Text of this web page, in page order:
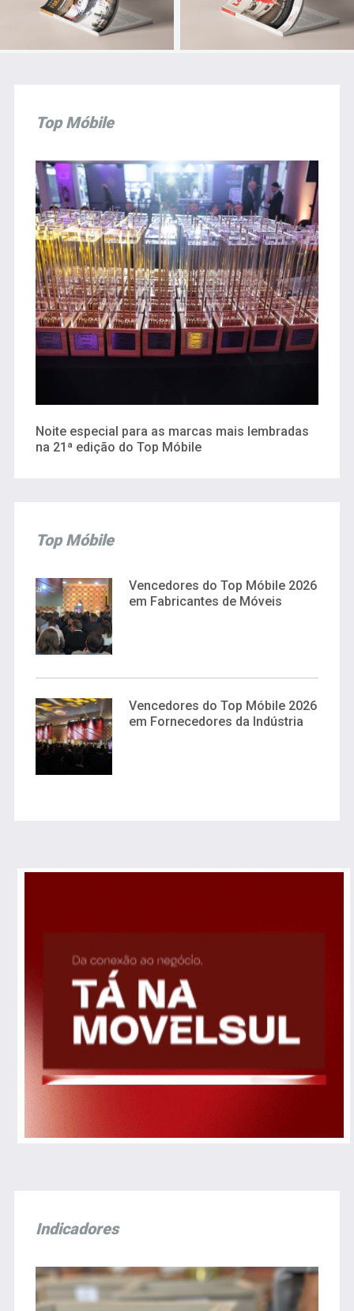
Top Móbile
Noite especial para as marcas mais lembradas
na 21ª edição do Top Móbile
Top Móbile
Vencedores do Top Móbile 2026
em Fabricantes de Móveis
Vencedores do Top Móbile 2026
em Fornecedores da Indústria
Indicadores